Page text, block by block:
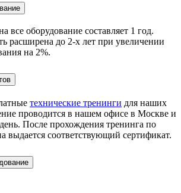
все оборудование составляет 1 год.
расширена до 2-х лет при увеличении
на 2%.
технические тренинги для наших
проводится в нашем офисе в Москве и
После прохождения тренинга по
выдается соответствующий сертификат.